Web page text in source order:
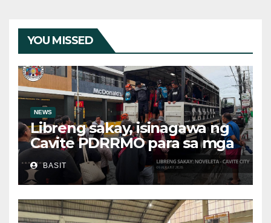
YOU MISSED
NEWS
Libreng sakay, isinagawa ng
Cavite PDRRMO para sa mga
stranded na commuter
BASIT